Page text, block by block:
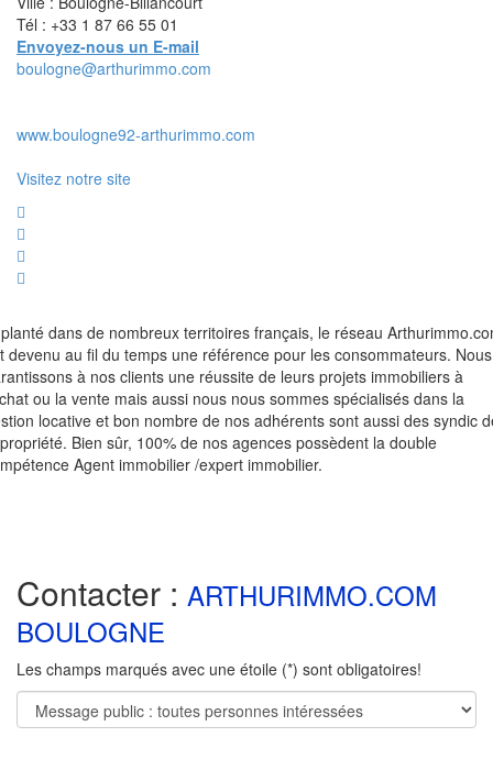
Tél : +33 1 87 66 55 01
Envoyez-nous un E-mail
boulogne@arthurimmo.com
www.boulogne92-arthurimmo.com
Visitez notre site
dans de nombreux territoires français, le réseau
devenu au fil du temps une référence pour les consommateurs. Nous
à nos clients une réussite de leurs projets immobiliers à
ou la vente mais aussi nous nous sommes spécialisés dans la
locative et bon nombre de nos adhérents sont aussi des syndic
Bien sûr, 100% de nos agences possèdent la double
Agent immobilier /expert immobilier.
Contacter : ARTHURIMMO.COM
BOULOGNE
Les champs marqués avec une étoile (*) sont obligatoires!